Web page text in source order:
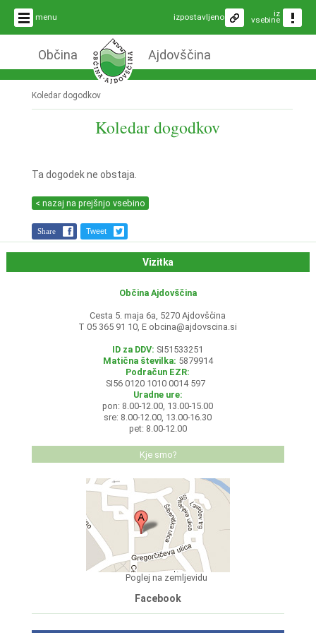
menu iz
vsebine
izpostavljeno
Občina Ajdovščina
Koledar dogodkov
Koledar dogodkov
Ta dogodek ne obstaja.
< nazaj na prejšnjo vsebino
Share Tweet
Vizitka
Občina Ajdovščina
Cesta 5. maja 6a, 5270 Ajdovščina
T 05 365 91 10, E obcina@ajdovscina.si
ID za DDV: SI51533251
Matična številka: 5879914
Podračun EZR:
SI56 0120 1010 0014 597
Uradne ure:
pon: 8.00-12.00, 13.00-15.00
sre: 8.00-12.00, 13.00-16.30
pet: 8.00-12.00
Kje smo?
Poglej na zemljevidu
Facebook